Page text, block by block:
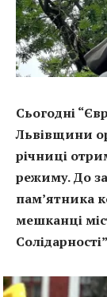
Сьогодні
Львівщини
річниці
режиму. До
пам’ятника
мешканці